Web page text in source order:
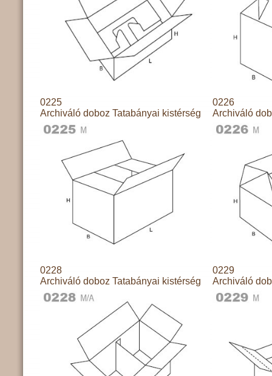
0225
Archiváló doboz Tatabányai kistérség
0226
Archiváló
0228
Archiváló doboz Tatabányai kistérség
0229
Archiváló